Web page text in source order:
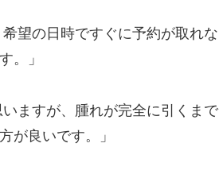
望の日時ですぐに予約が取れな
。」
ますが、腫れが完全に引くまで
が良いです。」